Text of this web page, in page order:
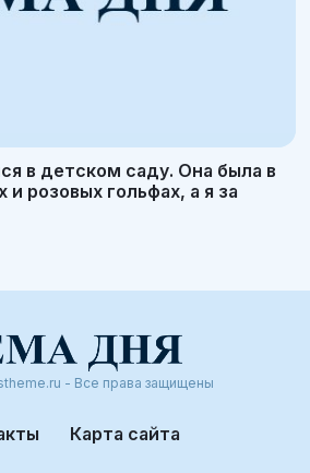
в детском саду. Она была в
розовых гольфах, а я за
- Все права защищены
Карта сайта